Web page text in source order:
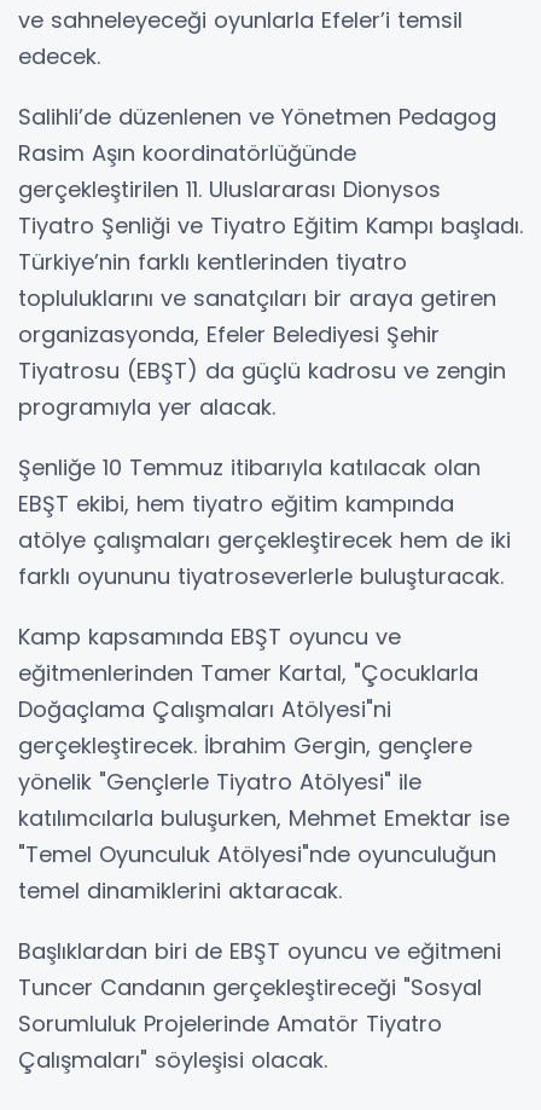
ve sahneleyeceği oyunlarla Efeler’i temsil
edecek.
Salihli’de düzenlenen ve Yönetmen Pedagog
Rasim Aşın koordinatörlüğünde
gerçekleştirilen 11. Uluslararası Dionysos
Tiyatro Şenliği ve Tiyatro Eğitim Kampı başladı.
Türkiye’nin farklı kentlerinden tiyatro
topluluklarını ve sanatçıları bir araya getiren
organizasyonda, Efeler Belediyesi Şehir
Tiyatrosu (EBŞT) da güçlü kadrosu ve zengin
programıyla yer alacak.
Şenliğe 10 Temmuz itibarıyla katılacak olan
EBŞT ekibi, hem tiyatro eğitim kampında
atölye çalışmaları gerçekleştirecek hem de iki
farklı oyununu tiyatroseverlerle buluşturacak.
Kamp kapsamında EBŞT oyuncu ve
eğitmenlerinden Tamer Kartal, "Çocuklarla
Doğaçlama Çalışmaları Atölyesi"ni
gerçekleştirecek. İbrahim Gergin, gençlere
yönelik "Gençlerle Tiyatro Atölyesi" ile
katılımcılarla buluşurken, Mehmet Emektar ise
"Temel Oyunculuk Atölyesi"nde oyunculuğun
temel dinamiklerini aktaracak.
Başlıklardan biri de EBŞT oyuncu ve eğitmeni
Tuncer Candanın gerçekleştireceği "Sosyal
Sorumluluk Projelerinde Amatör Tiyatro
Çalışmaları" söyleşisi olacak.